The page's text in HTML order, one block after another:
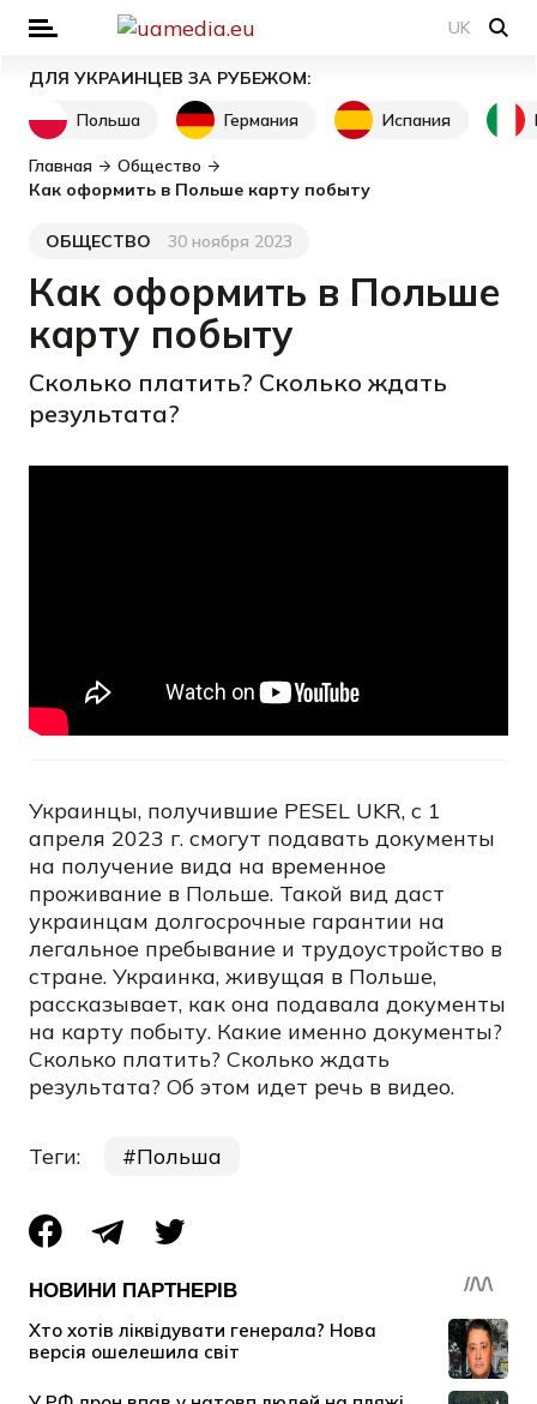
UK
ДЛЯ УКРАИНЦЕВ ЗА РУБЕЖОМ:
Польша
Германия Испания
Главная
Общество
Как оформить в Польше карту побыту
Категория
ОБЩЕСТВО
Дата публикации
30 ноября 2023
Как оформить в Польше
карту побыту
Сколько платить? Сколько ждать
результата?
Украинцы, получившие PESEL UKR, с 1
апреля 2023 г. смогут подавать документы
на получение вида на временное
проживание в Польше. Такой вид даст
украинцам долгосрочные гарантии на
легальное пребывание и трудоустройство в
стране. Украинка, живущая в Польше,
рассказывает, как она подавала документы
на карту побыту. Какие именно документы?
Сколько платить? Сколько ждать
результата? Об этом идет речь в видео.
Теги: Польша